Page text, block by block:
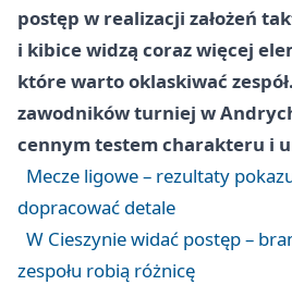
postęp w realizacji założeń
i kibice widzą coraz więcej
które warto oklaskiwać
zawodników turniej w
cennym testem charakteru i
Mecze ligowe – rezultaty
dopracować detale
W Cieszynie widać postęp –
zespołu robią różnicę